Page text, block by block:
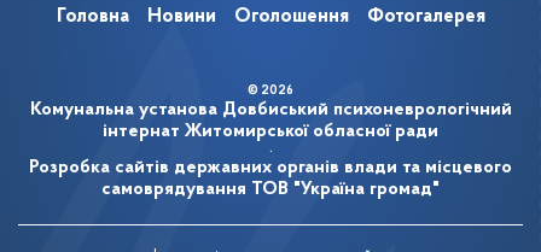
Головна Новини Оголошення Фотогалерея
© 2026
Комунальна установа Довбиський психоневрологічний
інтернат Житомирської обласної ради
.
Розробка сайтів державних органів влади та місцевого
самоврядування ТОВ "Україна громад"